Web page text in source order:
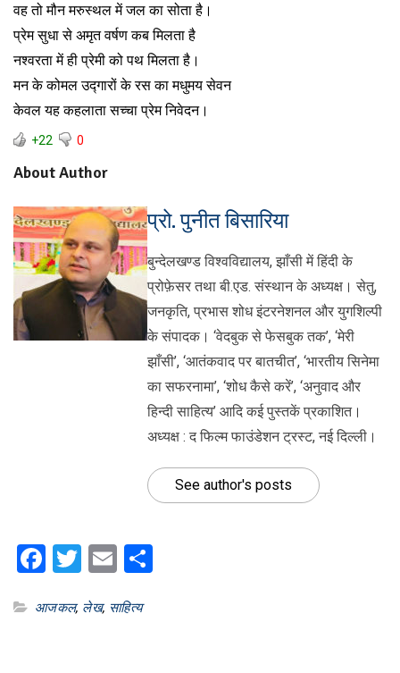
वह तो मौन मरुस्थल में जल का सोता है।
प्रेम सुधा से अमृत वर्षण कब मिलता है
नश्वरता में ही प्रेमी को पथ मिलता है।
मन के कोमल उद्गारों के रस का मधुमय सेवन
केवल यह कहलाता सच्चा प्रेम निवेदन।
+22 0
About Author
प्रो. पुनीत बिसारिया
बुन्देलखण्ड विश्वविद्यालय, झाँसी में हिंदी के
प्रोफ़ेसर तथा बी.एड. संस्थान के अध्यक्ष। सेतु,
जनकृति, प्रभास शोध इंटरनेशनल और युगशिल्पी
के संपादक। ‘वेदबुक से फेसबुक तक’, ‘मेरी
झाँसी’, ‘आतंकवाद पर बातचीत’, ‘भारतीय सिनेमा
का सफरनामा’, ‘शोध कैसे करें’, ‘अनुवाद और
हिन्दी साहित्य’ आदि कई पुस्तकें प्रकाशित।
अध्यक्ष : द फिल्म फाउंडेशन ट्रस्ट, नई दिल्ली।
See author's posts
Facebook
Twitter
Email
आजकल, लेख, साहित्य